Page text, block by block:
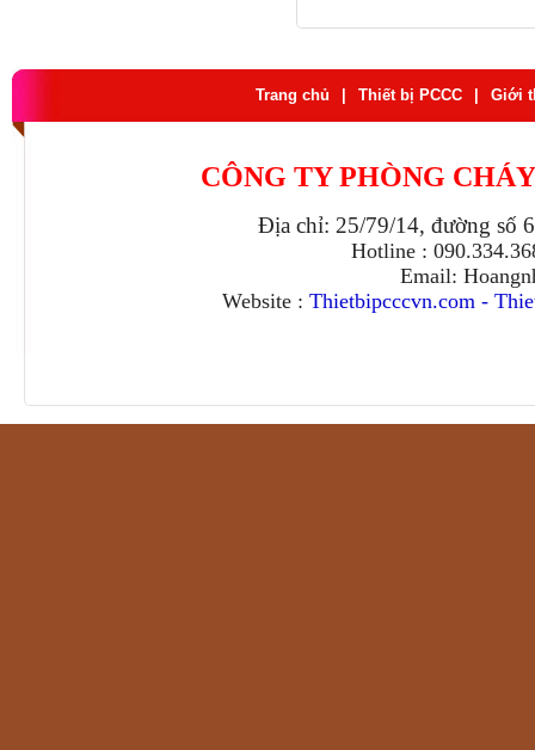
Trang chủ Thiết bị PCCC Giới
CÔNG TY PHÒNG
Địa chỉ: 25/79/14, đường số
Hotline :
Email:
Website : Thietbipcccvn.com -